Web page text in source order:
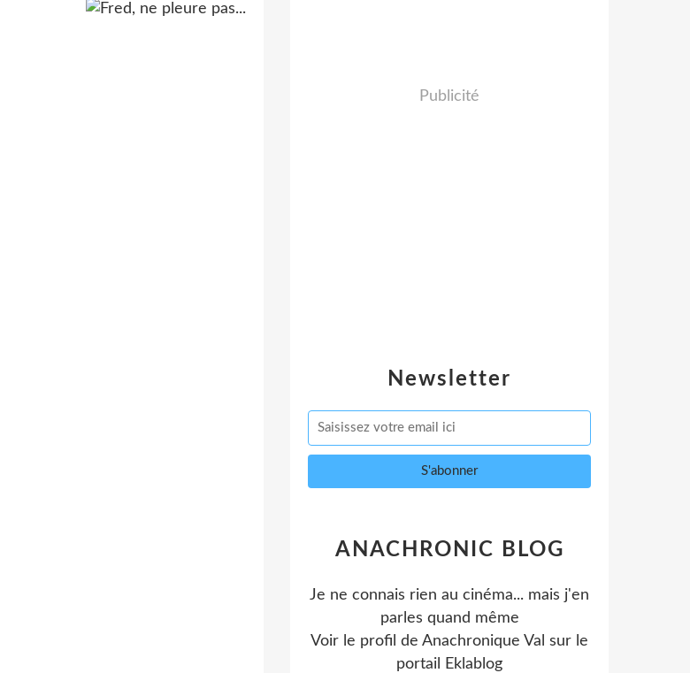
Newsletter
Publicité
ANACHRONIC BLOG
Je ne connais rien au cinéma... mais j'en
parles quand même
Voir le profil de Anachronique Val sur le
portail Eklablog